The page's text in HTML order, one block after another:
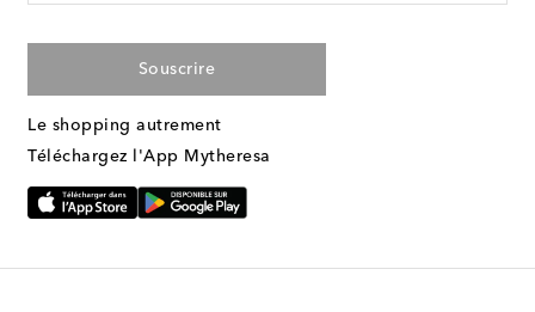
Souscrire
Le shopping autrement
Téléchargez l'App Mytheresa